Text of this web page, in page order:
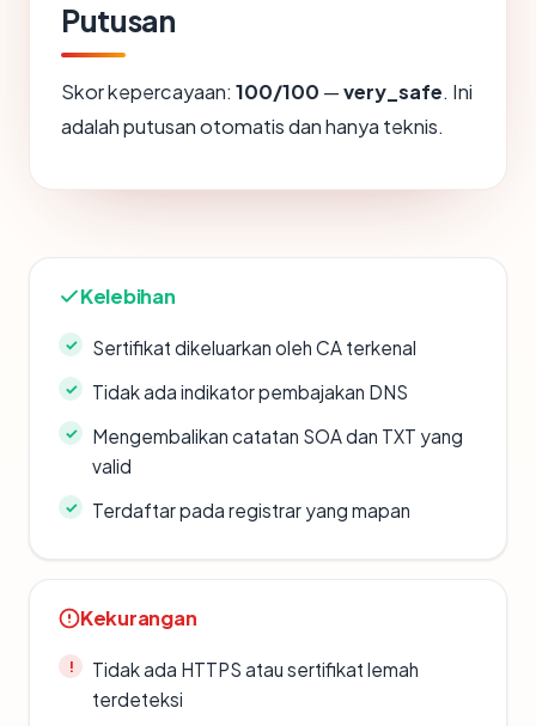
Putusan
Skor kepercayaan: 100/100 —very_safe. Ini
adalah putusan otomatis dan hanya teknis.
Kelebihan
Sertifikat dikeluarkan oleh CA terkenal
Tidak ada indikator pembajakan DNS
Mengembalikan catatan SOA dan TXT yang
valid
Terdaftar pada registrar yang mapan
Kekurangan
Tidak ada HTTPS atau sertifikat lemah
terdeteksi